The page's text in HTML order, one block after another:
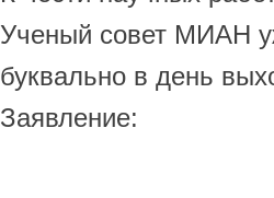
Ученый совет МИАН
буквально в день
Заявление: